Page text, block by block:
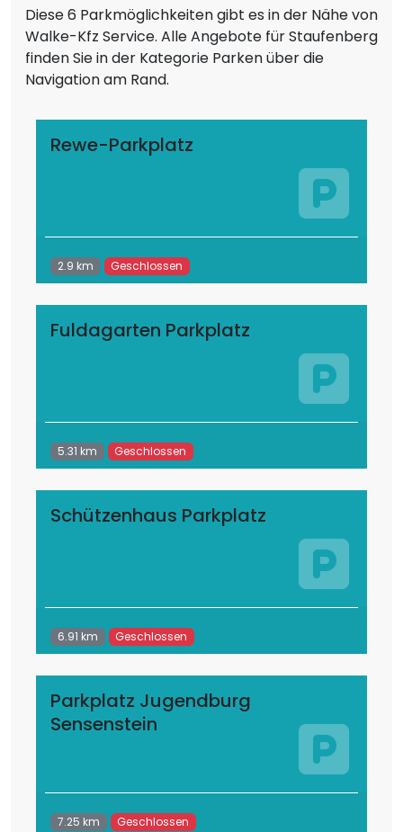
Diese 6 Parkmöglichkeiten gibt es in der Nähe von
Walke-Kfz Service. Alle Angebote für Staufenberg
finden Sie in der Kategorie Parken über die
Navigation am Rand.
Rewe-Parkplatz
2.9 km Geschlossen
Fuldagarten Parkplatz
5.31 km Geschlossen
Schützenhaus Parkplatz
6.91 km Geschlossen
Parkplatz Jugendburg
Sensenstein
7.25 km Geschlossen